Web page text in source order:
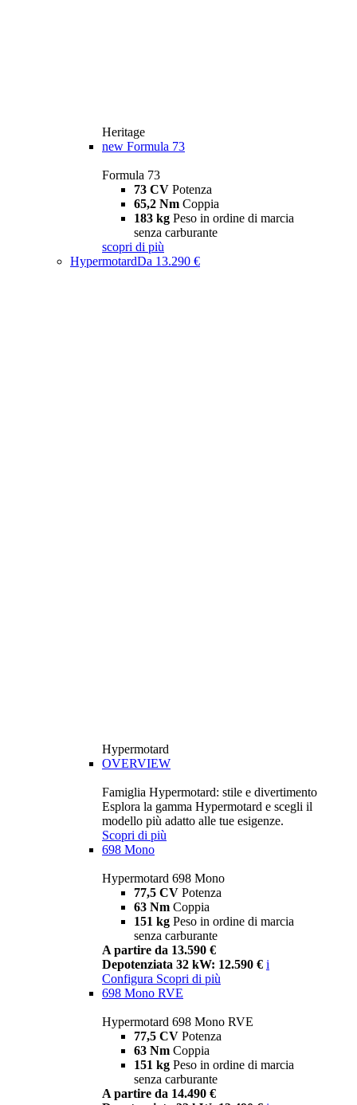
Heritage
new Formula 73
Formula 73
73 CV Potenza
65,2 Nm Coppia
183 kg Peso in ordine di marcia
senza carburante
scopri di più
HypermotardDa 13.290 €
Hypermotard
OVERVIEW
Famiglia Hypermotard: stile e divertimento
Esplora la gamma Hypermotard e scegli il
modello più adatto alle tue esigenze.
Scopri di più
698 Mono
Hypermotard 698 Mono
77,5 CV Potenza
63 Nm Coppia
151 kg Peso in ordine di marcia
senza carburante
A partire da 13.590 €
Depotenziata 32 kW: 12.590 € i
Configura Scopri di più
698 Mono RVE
Hypermotard 698 Mono RVE
77,5 CV Potenza
63 Nm Coppia
151 kg Peso in ordine di marcia
senza carburante
A partire da 14.490 €